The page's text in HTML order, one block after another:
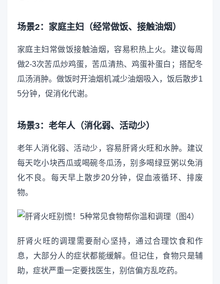
场景2：家庭主妇（经常做饭、接触油烟）
家庭主妇常做饭接触油烟，容易积热上火。建议每周
做2-3次苦瓜炒鸡蛋，苦瓜清热、鸡蛋补蛋白；搭配冬
瓜汤消肿。做饭时开油烟机减少油烟吸入，饭后散步1
5分钟，促消化代谢。
场景3：老年人（消化弱、活动少）
老年人消化弱、活动少，容易肝肾火旺和水肿。建议
每天吃小块西瓜或喝碗冬瓜汤，别多喝绿豆粥以免消
化不良。每天早上散步20分钟，促血液循环、排废
物。
肝肾火旺的调理需要耐心坚持，通过合理饮食和作
息，大部分人的症状都能缓解。但记住，食物只是辅
助，症状严重一定要找医生，别信偏方乱吃药。